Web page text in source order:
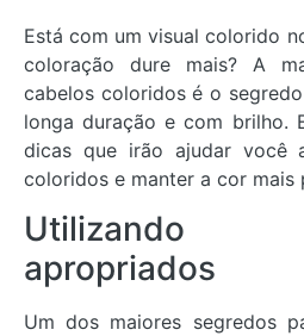
Está com um visual colorido
coloração dure mais? A
cabelos coloridos é o
longa duração e com brilho.
dicas que irão ajudar você
coloridos e manter a cor mais
Utilizando
apropriados
Um dos maiores segredos